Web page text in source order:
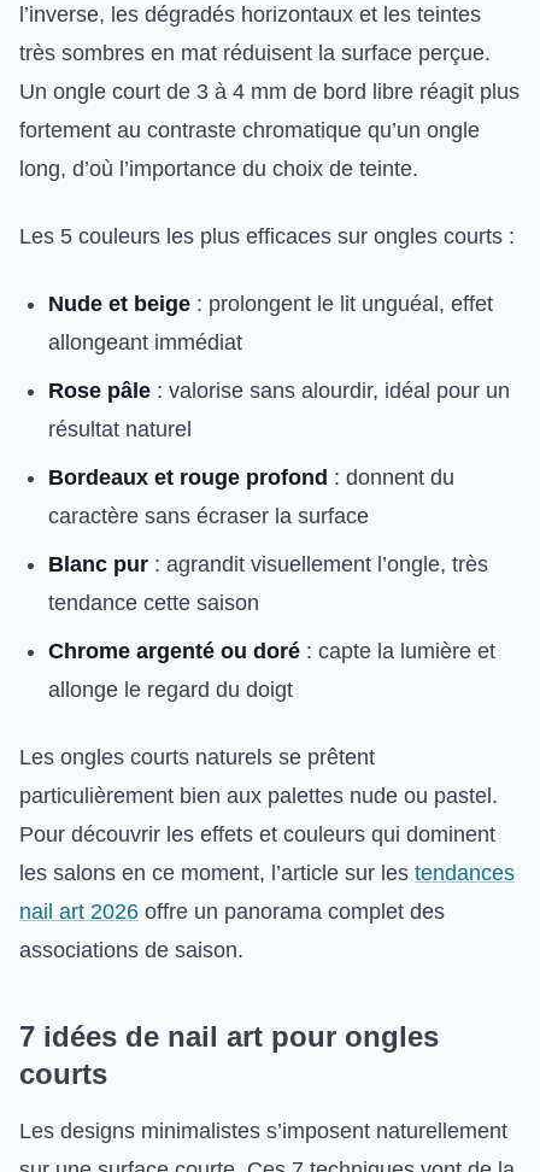
l’inverse, les dégradés horizontaux et les teintes
très sombres en mat réduisent la surface perçue.
Un ongle court de 3 à 4 mm de bord libre réagit plus
fortement au contraste chromatique qu’un ongle
long, d’où l’importance du choix de teinte.
Les 5 couleurs les plus efficaces sur ongles courts :
Nude et beige : prolongent le lit unguéal, effet
allongeant immédiat
Rose pâle : valorise sans alourdir, idéal pour un
résultat naturel
Bordeaux et rouge profond : donnent du
caractère sans écraser la surface
Blanc pur : agrandit visuellement l’ongle, très
tendance cette saison
Chrome argenté ou doré : capte la lumière et
allonge le regard du doigt
Les ongles courts naturels se prêtent
particulièrement bien aux palettes nude ou pastel.
Pour découvrir les effets et couleurs qui dominent
les salons en ce moment, l’article sur les tendances
nail art 2026 offre un panorama complet des
associations de saison.
7 idées de nail art pour ongles
courts
Les designs minimalistes s’imposent naturellement